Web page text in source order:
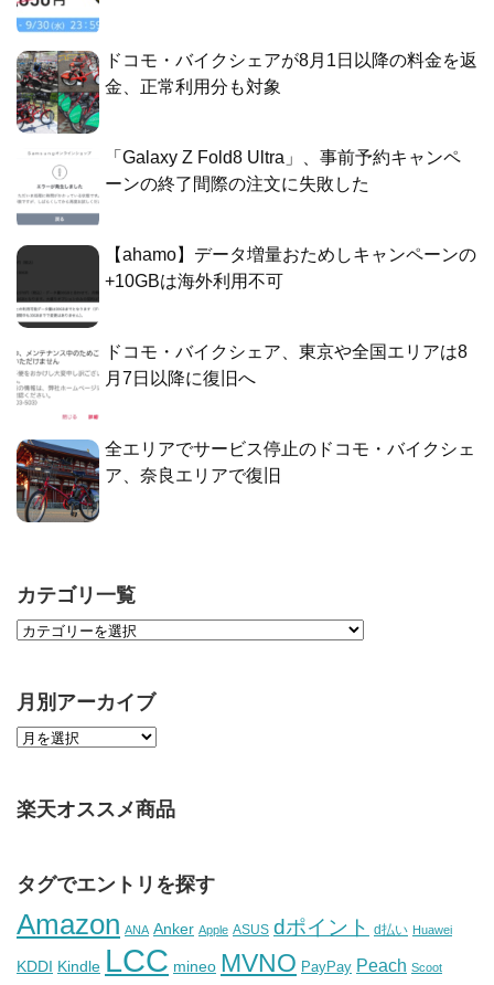
ドコモ・バイクシェアが8月1日以降の料金を返
金、正常利用分も対象
「Galaxy Z Fold8 Ultra」、事前予約キャンペ
ーンの終了間際の注文に失敗した
【ahamo】データ増量おためしキャンペーンの
+10GBは海外利用不可
ドコモ・バイクシェア、東京や全国エリアは8
月7日以降に復旧へ
全エリアでサービス停止のドコモ・バイクシェ
ア、奈良エリアで復旧
カテゴリ一覧
月別アーカイブ
楽天オススメ商品
タグでエントリを探す
Amazon ANA Anker Apple ASUS dポイント d払い Huawei
KDDI Kindle LCC mineo MVNO PayPay Peach Scoot